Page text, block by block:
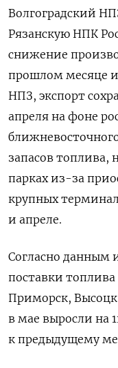
Волгоградский
Рязанскую НПК
снижение
прошлом месяце
НПЗ, экспорт
апреля на фоне
запасов топлива,
парках из-за
крупных
и апреле.
Согласно данным
поставки
Приморск,
в мае выросли на
к предыдущему